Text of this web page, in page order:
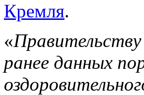
Кремля.
«
ранее данных